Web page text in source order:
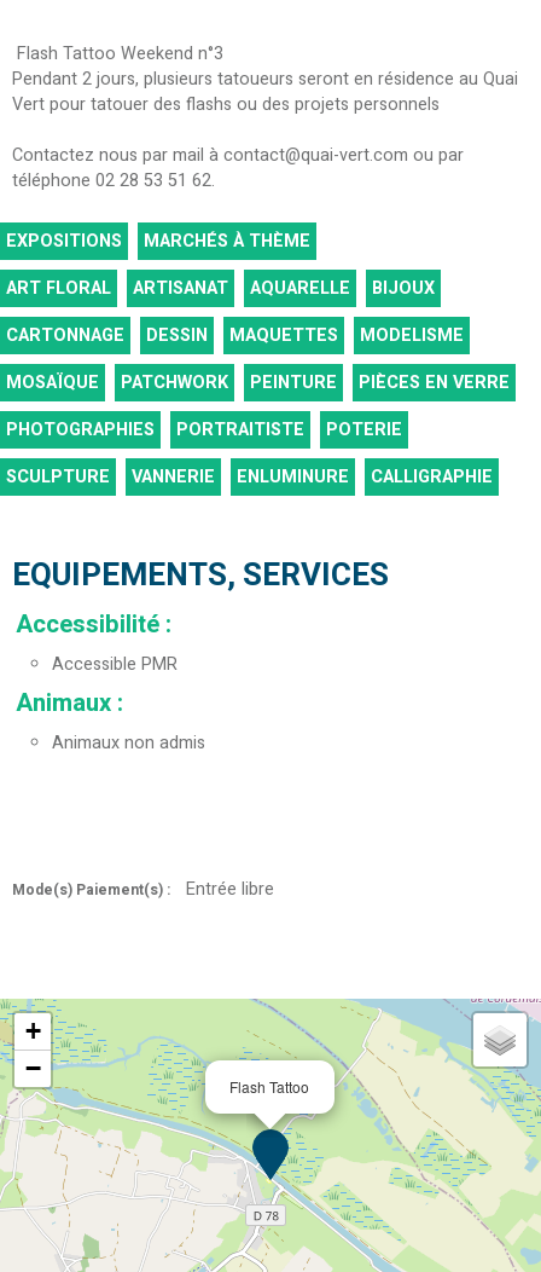
Flash Tattoo Weekend n°3
Pendant 2 jours, plusieurs tatoueurs seront en résidence au Quai
Vert pour tatouer des flashs ou des projets personnels
Contactez nous par mail à contact@quai-vert.com ou par
téléphone 02 28 53 51 62.
EXPOSITIONS
MARCHÉS À THÈME
ART FLORAL
ARTISANAT AQUARELLE
BIJOUX
CARTONNAGE
DESSIN MAQUETTES
MODELISME
MOSAÏQUE
PATCHWORK PEINTURE
PIÈCES EN VERRE
PHOTOGRAPHIES
PORTRAITISTE
POTERIE
SCULPTURE
VANNERIE ENLUMINURE CALLIGRAPHIE
EQUIPEMENTS, SERVICES
Accessibilité :
Accessible PMR
Animaux :
Animaux non admis
Mode(s) Paiement(s) : Entrée libre
Flash Tattoo
+
−